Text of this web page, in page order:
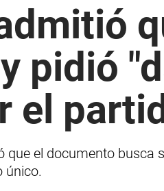
pidió
el
que el documento
único.